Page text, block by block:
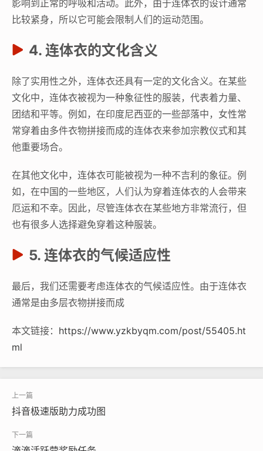
影响到正常的呼吸和活动。此外，由于连体衣的设计通常
比较紧身，所以它可能会限制人们的运动范围。
4. 连体衣的文化含义
除了实用性之外，连体衣还具有一定的文化含义。在某些
文化中，连体衣被视为一种象征性的服装，代表着力量、
团结和平等。例如，在印度尼西亚的一些部落中，女性常
常穿着由多件衣物拼接而成的连体衣来参加宗教仪式和其
他重要场合。
在其他文化中，连体衣可能被视为一种不吉利的象征。例
如，在中国的一些地区，人们认为穿着连体衣的人会带来
厄运和不幸。因此，尽管连体衣在某些地方非常流行，但
也有很多人选择避免穿着这种服装。
5. 连体衣的气候适应性
最后，我们还需要考虑连体衣的气候适应性。由于连体衣
通常是由多层衣物拼接而成
本文链接： https://www.yzkbyqm.com/post/55405.ht
ml
抖音极速版助力成功图